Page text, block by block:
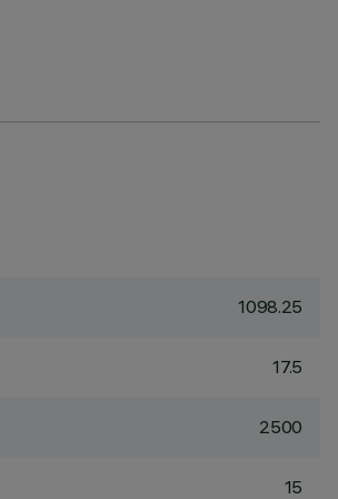
1098.25
17.5
2500
15